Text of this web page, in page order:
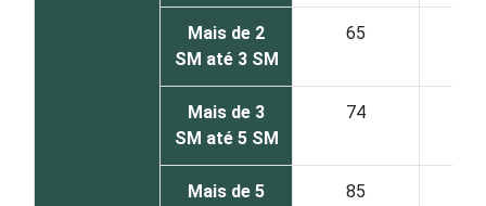
Mais de 2
SM até 3 SM
65
Mais de 3
SM até 5 SM
74
Mais de 5
85